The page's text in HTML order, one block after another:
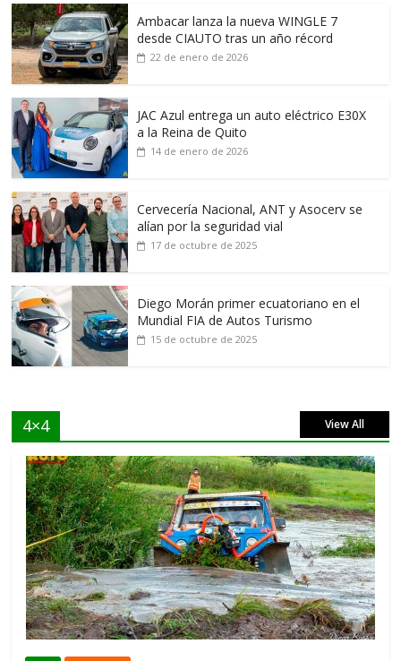
Ambacar lanza la nueva WINGLE 7
desde CIAUTO tras un año récord
22 de enero de 2026
JAC Azul entrega un auto eléctrico E30X
a la Reina de Quito
14 de enero de 2026
Cervecería Nacional, ANT y Asocerv se
alían por la seguridad vial
17 de octubre de 2025
Diego Morán primer ecuatoriano en el
Mundial FIA de Autos Turismo
15 de octubre de 2025
4×4 View All